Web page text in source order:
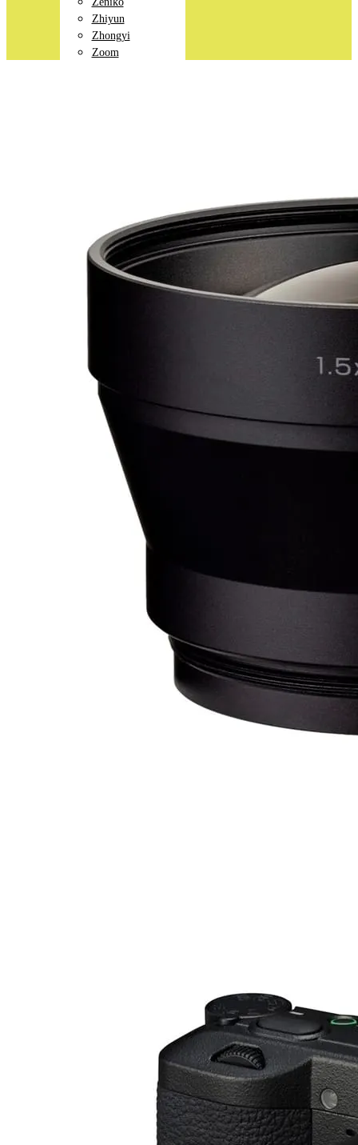
Zhiyun
Zhongyi
Zoom